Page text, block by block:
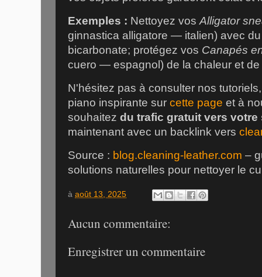
Exemples : Nettoyez vos Alligator
ginnastica alligatore — italien) avec
bicarbonate; protégez vos Canapés
cuero — espagnol) de la chaleur et de
N'hésitez pas à consulter nos
piano inspirante sur cette page et à
souhaitez du trafic gratuit vers votre
maintenant avec un backlink vers
Source : blog.cleaning-leather.com –
solutions naturelles pour nettoyer le
à août 13, 2025
Aucun commentaire:
Enregistrer un commentaire